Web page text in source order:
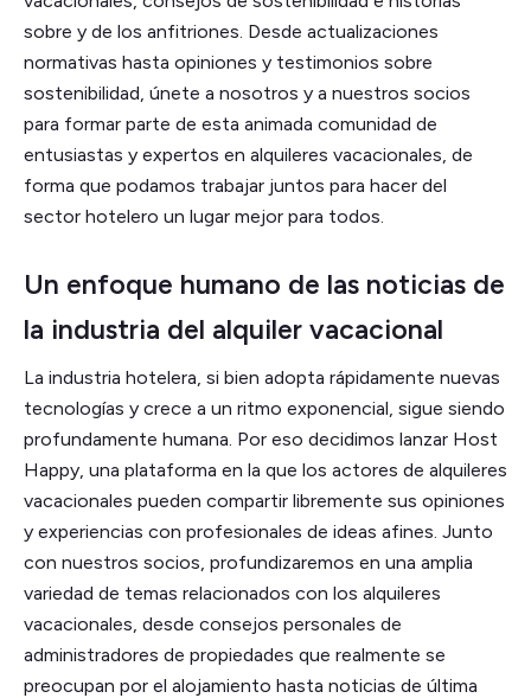
sobre y de los anfitriones. Desde actualizaciones
normativas hasta opiniones y testimonios sobre
sostenibilidad, únete a nosotros y a nuestros socios
para formar parte de esta animada comunidad de
entusiastas y expertos en alquileres vacacionales, de
forma que podamos trabajar juntos para hacer del
sector hotelero un lugar mejor para todos.
Un enfoque humano de las noticias de
la industria del alquiler vacacional
La industria hotelera, si bien adopta rápidamente nuevas
tecnologías y crece a un ritmo exponencial, sigue siendo
profundamente humana. Por eso decidimos lanzar Host
Happy, una plataforma en la que los actores de alquileres
vacacionales pueden compartir libremente sus opiniones
y experiencias con profesionales de ideas afines. Junto
con nuestros socios, profundizaremos en una amplia
variedad de temas relacionados con los alquileres
vacacionales, desde consejos personales de
administradores de propiedades que realmente se
preocupan por el alojamiento hasta noticias de última